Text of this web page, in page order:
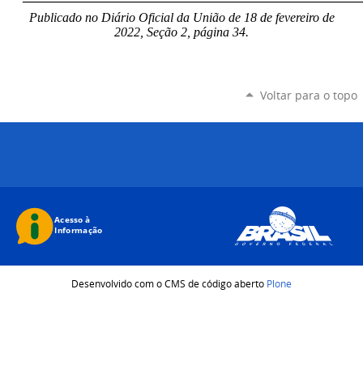
Publicado no Diário Oficial da União de 18 de fevereiro de
2022, Seção 2, página 34.
Voltar para o topo
Desenvolvido com o CMS de código aberto Plone